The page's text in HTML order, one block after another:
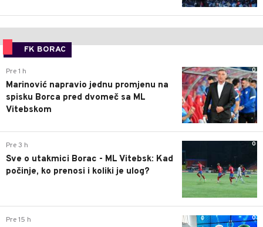
FK BORAC
0
Pre 1 h
Marinović napravio jednu promjenu na
spisku Borca pred dvomeč sa ML
Vitebskom
0
Pre 3 h
Sve o utakmici Borac - ML Vitebsk: Kad
počinje, ko prenosi i koliki je ulog?
0
Pre 15 h